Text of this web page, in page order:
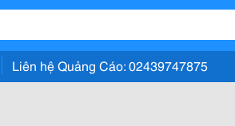
Liên hệ Quảng Cáo: 02439747875